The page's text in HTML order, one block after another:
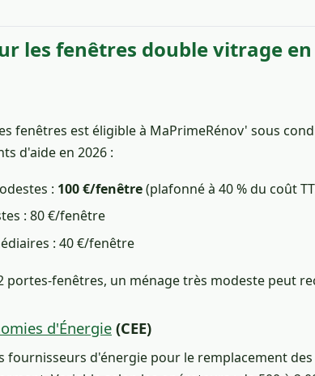
les fenêtres double vitrage en
fenêtres est éligible à MaPrimeRénov' sous
d'aide en 2026 :
: 100 €/fenêtre(plafonné à 40 % du coût
: 80 €/fenêtre
: 40 €/fenêtre
portes-fenêtres, un ménage très modeste peut
d'Énergie (CEE)
fournisseurs d'énergie pour le remplacement